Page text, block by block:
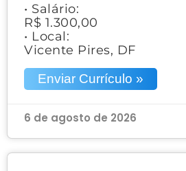
• Salário:
R$ 1.300,00
• Local:
Vicente Pires, DF
Enviar Currículo »
6 de agosto de 2026